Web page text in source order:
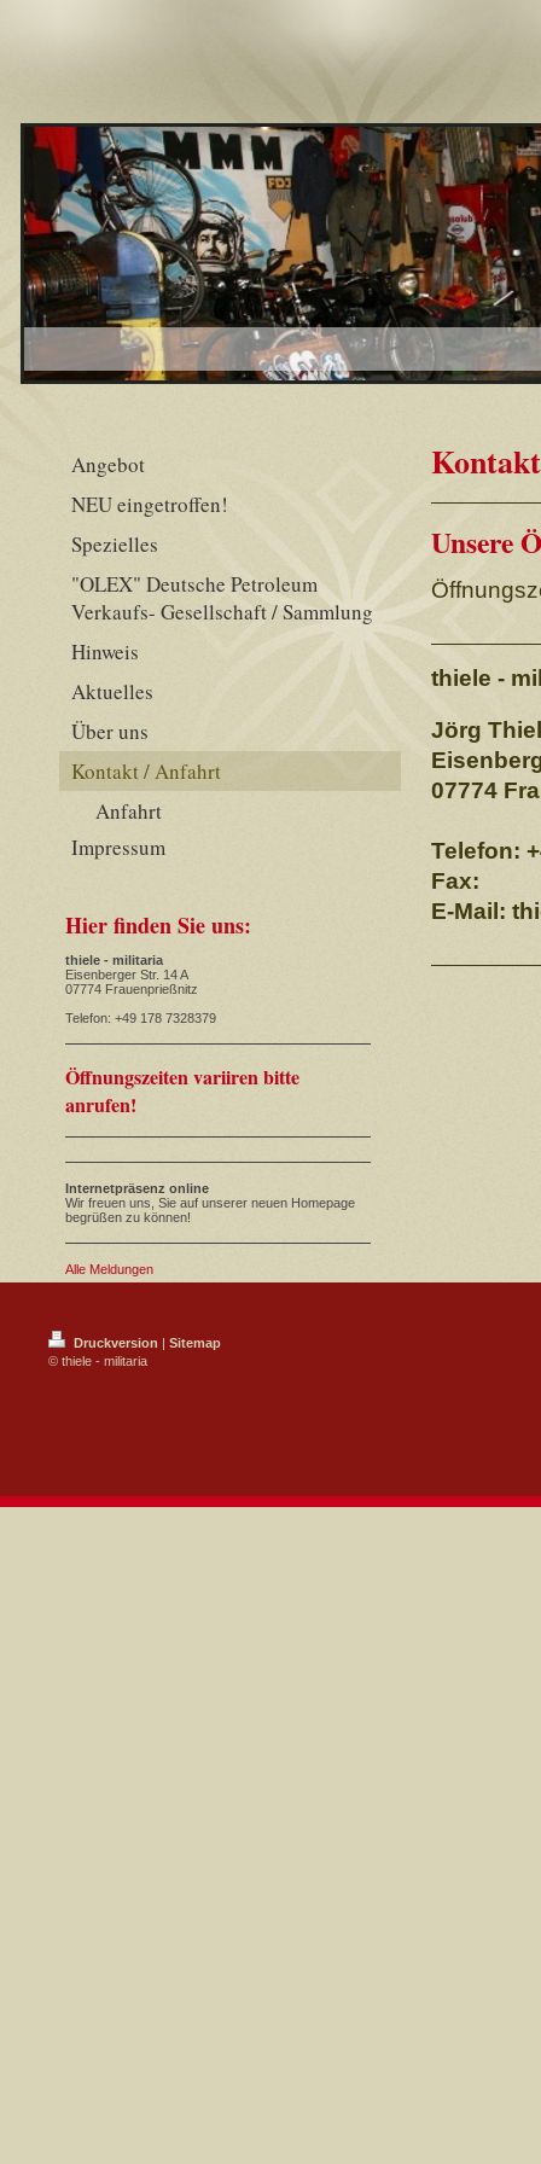
Kontakt
Unsere
thiele -
Jörg
07774
Telefon:
Fax:
E-Mail:
Angebot
NEU eingetroffen!
Spezielles
"OLEX" Deutsche Petroleum
Verkaufs- Gesellschaft / Sammlung
Hinweis
Aktuelles
Über uns
Kontakt / Anfahrt
Anfahrt
Impressum
Hier finden Sie uns:
thiele - militaria
Eisenberger Str. 14 A
07774 Frauenprießnitz
Telefon: +49 178 7328379
Öffnungszeiten variiren bitte
anrufen!
Internetpräsenz online
Wir freuen uns, Sie auf unserer neuen Homepage
begrüßen zu können!
Alle Meldungen
Druckversion | Sitemap
© thiele - militaria